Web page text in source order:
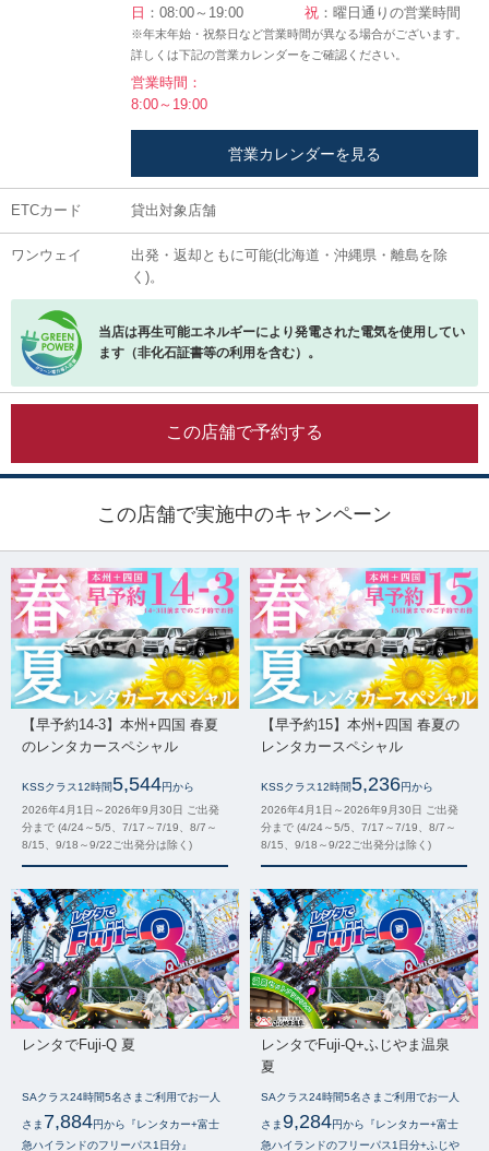
日 ：08:00～19:00 祝 ：曜日通りの営業時間
※年末年始・祝祭日など営業時間が異なる場合がございます。
詳しくは下記の営業カレンダーをご確認ください。
営業時間：
8:00～19:00
営業カレンダーを見る
ETCカード 貸出対象店舗
ワンウェイ
出発・返却ともに可能(北海道・沖縄県・離島を除
く)。
当店は再生可能エネルギーにより発電された電気を使用してい
ます（非化石証書等の利用を含む）。
この店舗で予約する
この店舗で実施中のキャンペーン
【早予約14-3】本州+四国 春夏
のレンタカースペシャル
KSSクラス12時間5,544円から
2026年4月1日～2026年9月30日 ご出発
分まで (4/24～5/5、7/17～7/19、8/7～
8/15、9/18～9/22ご出発分は除く)
【早予約15】本州+四国 春夏の
レンタカースペシャル
KSSクラス12時間5,236円から
2026年4月1日～2026年9月30日 ご出発
分まで (4/24～5/5、7/17～7/19、8/7～
8/15、9/18～9/22ご出発分は除く)
レンタでFuji-Q 夏
SAクラス24時間5名さまご利用でお一人
さま 7,884円から『レンタカー+富士
急ハイランドのフリーパス1日分』
レンタでFuji-Q+ふじやま温泉
夏
SAクラス24時間5名さまご利用でお一人
さま9,284円から『レンタカー+富士
急ハイランドのフリーパス1日分+ふじや